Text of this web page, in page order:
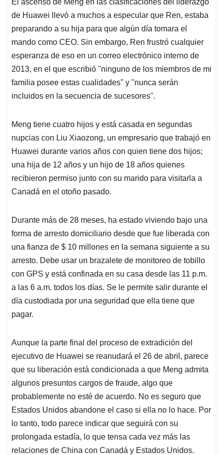
El ascenso de Meng en las clasificaciones del liderazgo
de Huawei llevó a muchos a especular que Ren, estaba
preparando a su hija para que algún día tomara el
mando como CEO. Sin embargo, Ren frustró cualquier
esperanza de eso en un correo electrónico interno de
2013, en el que escribió "ninguno de los miembros de mi
familia posee estas cualidades" y "nunca serán
incluidos en la secuencia de sucesores".
Meng tiene cuatro hijos y está casada en segundas
nupcias con Liu Xiaozong, un empresario que trabajó en
Huawei durante varios años con quien tiene dos hijos;
una hija de 12 años y un hijo de 18 años quienes
recibieron permiso junto con su marido para visitarla a
Canadá en el otoño pasado.
Durante más de 28 meses, ha estado viviendo bajo una
forma de arresto domiciliario desde que fue liberada con
una fianza de $ 10 millones en la semana siguiente a su
arresto. Debe usar un brazalete de monitoreo de tobillo
con GPS y está confinada en su casa desde las 11 p.m.
a las 6 a.m. todos los días. Se le permite salir durante el
día custodiada por una seguridad que ella tiene que
pagar.
Aunque la parte final del proceso de extradición del
ejecutivo de Huawei se reanudará el 26 de abril, parece
que su liberación está condicionada a que Meng admita
algunos presuntos cargos de fraude, algo que
probablemente no esté de acuerdo. No es seguro que
Estados Unidos abandone el caso si ella no lo hace. Por
lo tanto, todo parece indicar que seguirá con su
prolongada estadía, lo que tensa cada vez más las
relaciones de China con Canadá y Estados Unidos.